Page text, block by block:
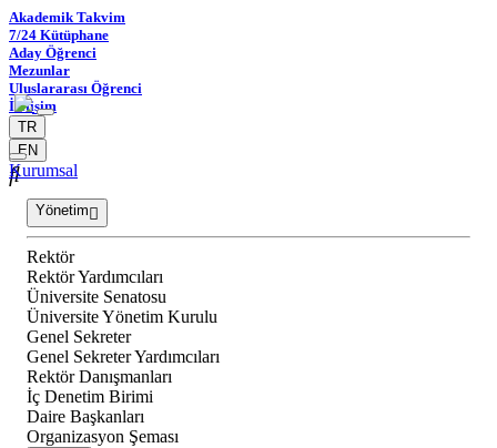
Akademik Takvim
7/24 Kütüphane
Aday Öğrenci
Mezunlar
Uluslararası Öğrenci
İletişim
TR
EN
Kurumsal
Yönetim
Rektör
Rektör Yardımcıları
Üniversite Senatosu
Üniversite Yönetim Kurulu
Genel Sekreter
Genel Sekreter Yardımcıları
Rektör Danışmanları
İç Denetim Birimi
Daire Başkanları
Organizasyon Şeması